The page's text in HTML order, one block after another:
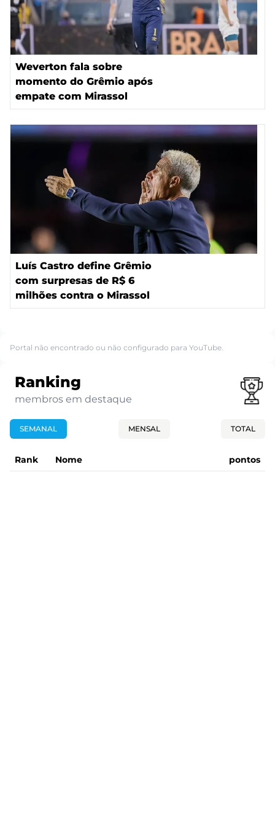
Weverton fala sobre
momento do Grêmio após
empate com Mirassol
Luís Castro define Grêmio
com surpresas de R$ 6
milhões contra o Mirassol
Portal não encontrado ou não configurado para YouTube.
Ranking
membros em destaque
SEMANAL MENSAL TOTAL
Rank Nome pontos